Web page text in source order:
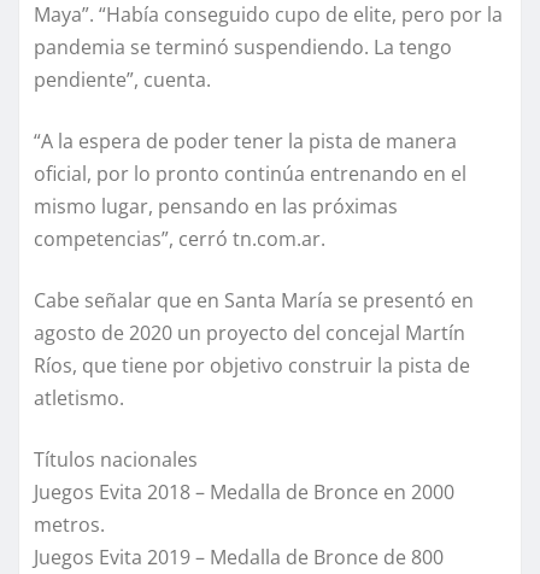
Maya”. “Había conseguido cupo de elite, pero por la
pandemia se terminó suspendiendo. La tengo
pendiente”, cuenta.
“A la espera de poder tener la pista de manera
oficial, por lo pronto continúa entrenando en el
mismo lugar, pensando en las próximas
competencias”, cerró tn.com.ar.
Cabe señalar que en Santa María se presentó en
agosto de 2020 un proyecto del concejal Martín
Ríos, que tiene por objetivo construir la pista de
atletismo.
Títulos nacionales
Juegos Evita 2018 – Medalla de Bronce en 2000
metros.
Juegos Evita 2019 – Medalla de Bronce de 800